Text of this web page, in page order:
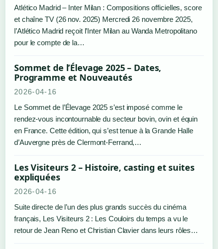
Atlético Madrid – Inter Milan : Compositions officielles, score
et chaîne TV (26 nov. 2025) Mercredi 26 novembre 2025,
l’Atlético Madrid reçoit l’Inter Milan au Wanda Metropolitano
pour le compte de la…
Sommet de l’Élevage 2025 – Dates,
Programme et Nouveautés
2026-04-16
Le Sommet de l’Élevage 2025 s’est imposé comme le
rendez-vous incontournable du secteur bovin, ovin et équin
en France. Cette édition, qui s’est tenue à la Grande Halle
d’Auvergne près de Clermont-Ferrand,…
Les Visiteurs 2 – Histoire, casting et suites
expliquées
2026-04-16
Suite directe de l’un des plus grands succès du cinéma
français, Les Visiteurs 2 : Les Couloirs du temps a vu le
retour de Jean Reno et Christian Clavier dans leurs rôles…